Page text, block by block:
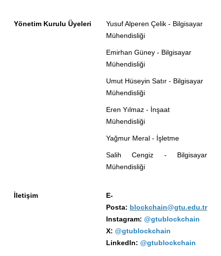
Yönetim Kurulu Üyeleri
Yusuf Alperen Çelik - Bilgisayar
Mühendisliği
Emirhan Güney - Bilgisayar
Mühendisliği
Umut Hüseyin Satır - Bilgisayar
Mühendisliği
Eren Yılmaz - İnşaat
Mühendisliği
Yağmur Meral - İşletme
Salih Cengiz - Bilgisayar
Mühendisliği
İletişim
E-
Posta: blockchain@gtu.edu.tr
Instagram: @gtublockchain
X: @gtublockchain
Linkedln: @gtublockchain